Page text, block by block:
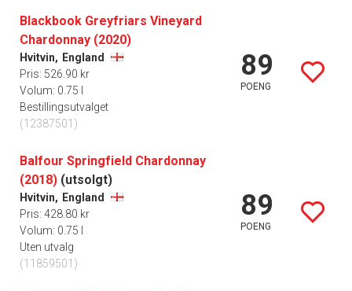
Blackbook Greyfriars Vineyard
Chardonnay (2020)
Hvitvin, England
Pris: 526.90 kr
Volum: 0.75 l
Bestillingsutvalget
(12387501)
89
POENG
Balfour Springfield Chardonnay
(2018) (utsolgt)
Hvitvin, England
Pris: 428.80 kr
Volum: 0.75 l
Uten utvalg
(11859501)
89
POENG